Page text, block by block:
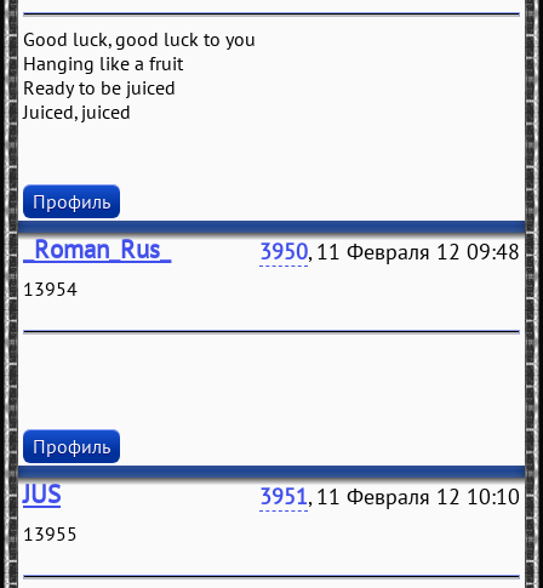
Good luck, good luck to you
Hanging like a fruit
Ready to be juiced
Juiced, juiced
Профиль
_Roman_Rus_ 3950, 11 Февраля 12 09:48
13954
Профиль
JUS 3951, 11 Февраля 12 10:10
13955